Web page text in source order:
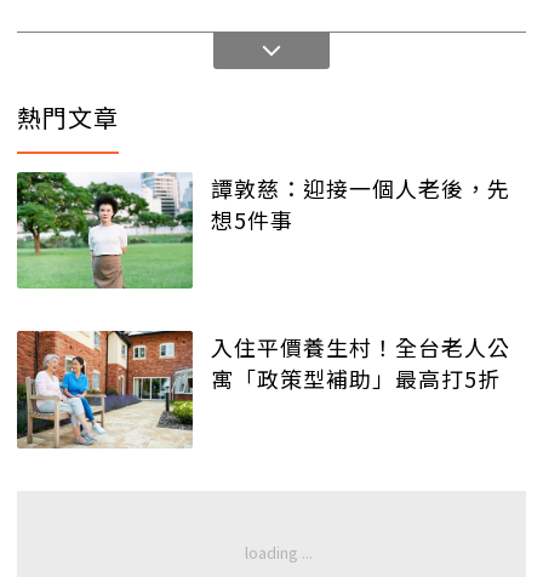
熱門文章
譚敦慈：迎接一個人老後，先
想5件事
入住平價養生村！全台老人公
寓「政策型補助」最高打5折